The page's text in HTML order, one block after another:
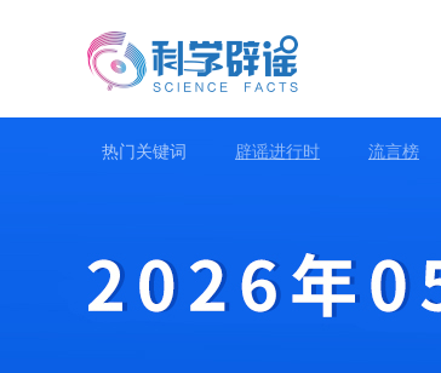
热门关键词 辟谣进行时 流言榜